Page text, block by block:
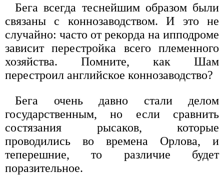
Бега всегда теснейшим образом были
связаны с коннозаводством. И это не
случайно: часто от рекорда на ипподроме
зависит перестройка всего племенного
хозяйства. Помните, как Шам
перестроил английское коннозаводство?
Бега очень давно стали делом
государственным, но если сравнить
состязания рысаков, которые
проводились во времена Орлова, и
теперешние, то различие будет
поразительное.